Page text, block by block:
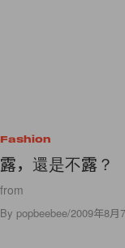
Fashion
露，還是不露？
from
By popbeebee/2009年8月